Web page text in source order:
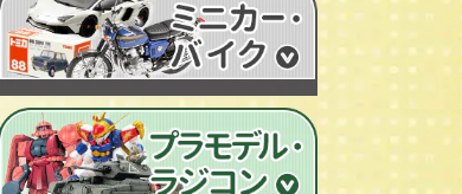
ポピー/POPY
旧タカラ/TAKARA
旧バンダイ/BANDAI
タカトクトイス/T.T
中嶋製作所
ヨネザワ/米澤玩具
RAH
CCP キン肉マン
超像可動
聖闘士聖衣神話
Figuarts/フィギュアーツ
ワールドコレクタブル
スーパー戦隊
超合金魂
ROBOT魂
RAH
グレムリン
バイオハザード
ディズニー
リビングデッドドールズ/LDD
フェイト/Fate
武装神姫
魔法少女リリカルなのは
艦隊これくしょん -艦これ-
けいおん！
すーぱーそに子
ブライス/Blythe
スーパードルフィー/ドルフィードリーム
アゾンドール/AZONE
モモコ/momoko
トミカ/TOMICA